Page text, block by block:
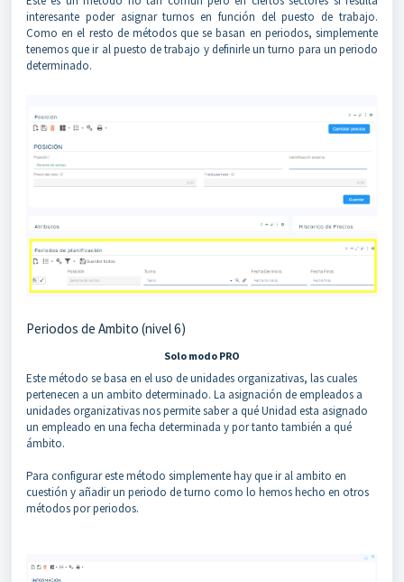
interesante poder asignar turnos en función del puesto de trabajo.
Como en el resto de métodos que se basan en periodos, simplemente
tenemos que ir al puesto de trabajo y definirle un turno para un periodo
determinado.
Periodos de Ambito (nivel 6)
Solo modo PRO
Este método se basa en el uso de unidades organizativas, las cuales
pertenecen a un ambito determinado. La asignación de empleados a
unidades organizativas nos permite saber a qué Unidad esta asignado
un empleado en una fecha determinada y por tanto también a qué
ámbito.
Para configurar este método simplemente hay que ir al ambito en
cuestión y añadir un periodo de turno como lo hemos hecho en otros
métodos por periodos.